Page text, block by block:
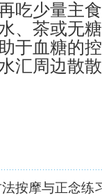
吃少量主
、茶或无
于血糖的
汇周边散
按摩与正念练